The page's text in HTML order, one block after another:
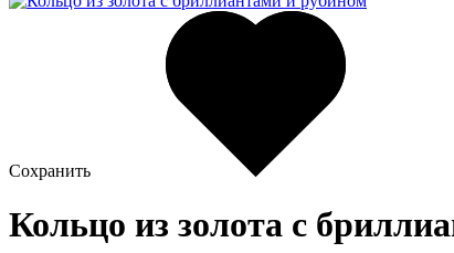
Сохранить
Кольцо из золота c